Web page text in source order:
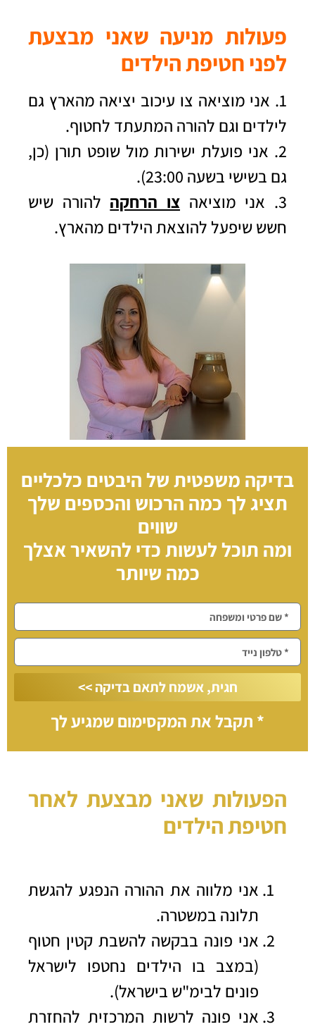
פעולות מניעה שאני מבצעת
לפני חטיפת הילדים
1. אני מוציאה צו עיכוב יציאה מהארץ גם
לילדים וגם להורה המתעתד לחטוף.
2. אני פועלת ישירות מול שופט תורן (כן,
גם בשישי בשעה 23:00).
3.
אני מוציאה צו הרחקה להורה שיש
חשש שיפעל להוצאת הילדים מהארץ.
בדיקה משפטית של היבטים כלכליים
תציג לך כמה הרכוש והכספים שלך
שווים
ומה תוכל לעשות כדי להשאיר אצלך
כמה שיותר
חגית, אשמח לתאם בדיקה >>
* תקבל את המקסימום שמגיע לך
הפעולות שאני מבצעת לאחר
חטיפת הילדים
אני מלווה את ההורה הנפגע להגשת
תלונה במשטרה.
אני פונה בבקשה להשבת קטין חטוף
(במצב בו הילדים נחטפו לישראל
פונים לבימ"ש בישראל).
אני פונה לרשות המרכזית להחזרת